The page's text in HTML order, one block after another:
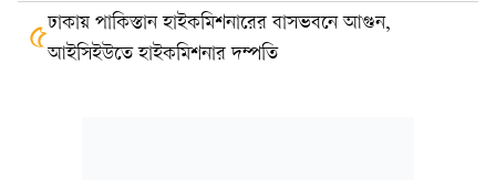
৫ঢাকায় পাকিস্তান হাইকমিশনারের বাসভবনে আগুন,
আইসিইউতে হাইকমিশনার দম্পতি